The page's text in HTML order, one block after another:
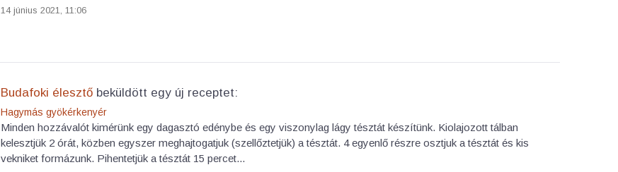
14 június 2021, 11:06
Budafoki élesztő beküldött egy új receptet:
Hagymás gyökérkenyér
Minden hozzávalót kimérünk egy dagasztó edénybe és egy viszonylag lágy tésztát készítünk. Kiolajozott tálban
kelesztjük 2 órát, közben egyszer meghajtogatjuk (szellőztetjük) a tésztát. 4 egyenlő részre osztjuk a tésztát és kis
vekniket formázunk. Pihentetjük a tésztát 15 percet...